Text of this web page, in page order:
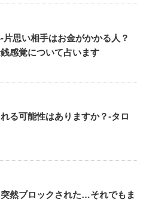
片思い相手はお金がかかる人？
感覚について占います
る可能性はありますか？-タロ
然ブロックされた…それでもま